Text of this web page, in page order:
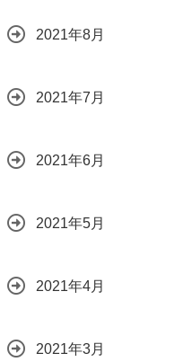
2021年8月
2021年7月
2021年6月
2021年5月
2021年4月
2021年3月